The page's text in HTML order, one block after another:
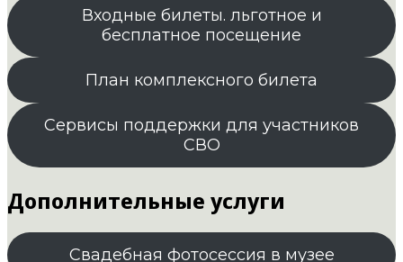
Входные билеты. льготное и
бесплатное посещение
План комплексного билета
Сервисы поддержки для участников
СВО
Дополнительные услуги
Свадебная фотосессия в музее